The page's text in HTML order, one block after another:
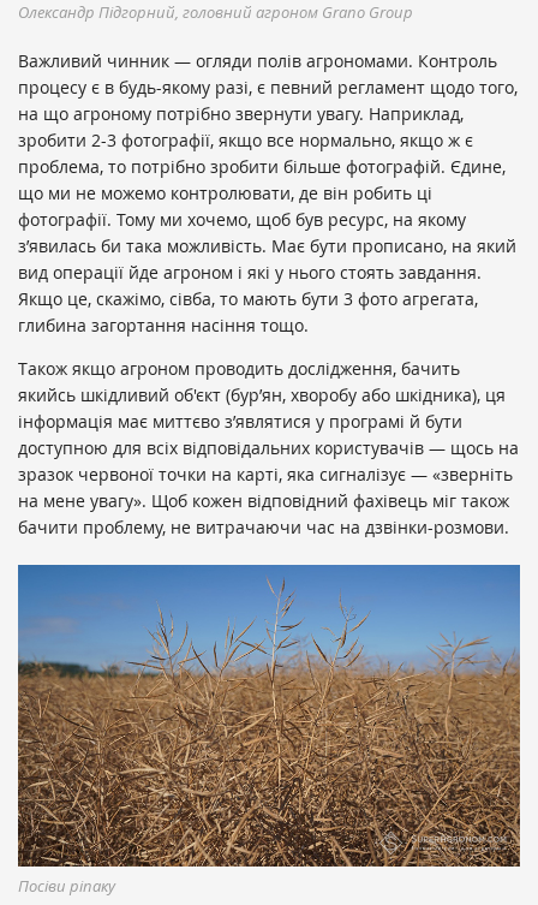
Олександр Підгорний, головний агроном Grano Group
Важливий чинник — огляди полів агрономами. Контроль
процесу є в будь-якому разі, є певний регламент щодо того,
на що агроному потрібно звернути увагу. Наприклад,
зробити 2-3 фотографії, якщо все нормально, якщо ж є
проблема, то потрібно зробити більше фотографій. Єдине,
що ми не можемо контролювати, де він робить ці
фотографії. Тому ми хочемо, щоб був ресурс, на якому
з’явилась би така можливість. Має бути прописано, на який
вид операції йде агроном і які у нього стоять завдання.
Якщо це, скажімо, сівба, то мають бути 3 фото агрегата,
глибина загортання насіння тощо.
Також якщо агроном проводить дослідження, бачить
якийсь шкідливий об'єкт (бур’ян, хворобу або шкідника), ця
інформація має миттєво з’являтися у програмі й бути
доступною для всіх відповідальних користувачів — щось на
зразок червоної точки на карті, яка сигналізує — «зверніть
на мене увагу». Щоб кожен відповідний фахівець міг також
бачити проблему, не витрачаючи час на дзвінки-розмови.
Посіви ріпаку